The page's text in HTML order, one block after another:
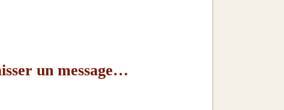
un message…